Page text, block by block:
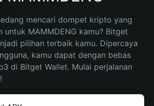
mencari dompet kripto yang
untuk MAMMDENG kamu? Bitget
pilihan terbaik kamu. Dipercaya
kamu dapat dengan bebas
di Bitget Wallet. Mulai perjalanan